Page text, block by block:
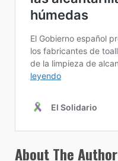
About The Author